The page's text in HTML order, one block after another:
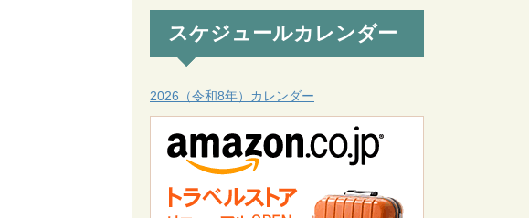
スケジュールカレンダー
2026（令和8年）カレンダー